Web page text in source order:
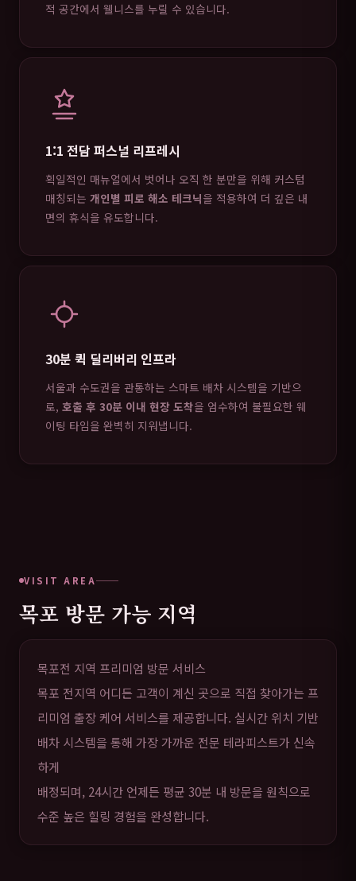
적 공간에서 웰니스를 누릴 수 있습니다.
1:1 전담 퍼스널 리프레시
획일적인 매뉴얼에서 벗어나 오직 한 분만을 위해 커스텀
매칭되는 개인별 피로 해소 테크닉을 적용하여 더 깊은 내
면의 휴식을 유도합니다.
30분 퀵 딜리버리 인프라
서울과 수도권을 관통하는 스마트 배차 시스템을 기반으
로, 호출 후 30분 이내 현장 도착을 엄수하여 불필요한 웨
이팅 타임을 완벽히 지워냅니다.
VISIT AREA
목포 방문 가능 지역
목포전 지역 프리미엄 방문 서비스
목포 전지역 어디든 고객이 계신 곳으로 직접 찾아가는 프
리미엄 출장 케어 서비스를 제공합니다. 실시간 위치 기반
배차 시스템을 통해 가장 가까운 전문 테라피스트가 신속
하게
배정되며, 24시간 언제든 평균 30분 내 방문을 원칙으로
수준 높은 힐링 경험을 완성합니다.